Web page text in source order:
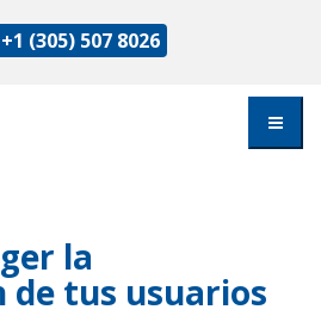
+1 (305) 507 8026
la
tus usuarios